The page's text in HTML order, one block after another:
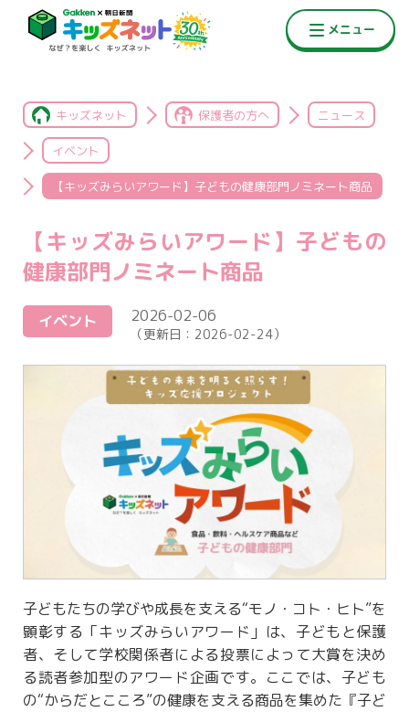
キッズネット 保護者の方へ ニュース
イベント
【キッズみらいアワード】子どもの健康部門ノミネート商品
【キッズみらいアワード】子どもの
健康部門ノミネート商品
イベント 2026-02-06
（更新日： 2026-02-24）
子どもたちの学びや成長を支える“モノ・コト・ヒト”を
顕彰する「キッズみらいアワード」は、子どもと保護
者、そして学校関係者による投票によって大賞を決め
る読者参加型のアワード企画です。ここでは、子ども
の“からだとこころ”の健康を支える商品を集めた『子ど